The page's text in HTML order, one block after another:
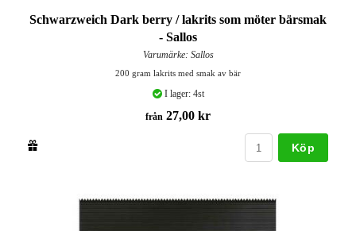
Schwarzweich Dark berry / lakrits som möter bärsmak
- Sallos
Varumärke: Sallos
200 gram lakrits med smak av bär
I lager: 4st
från 27,00 kr
Köp